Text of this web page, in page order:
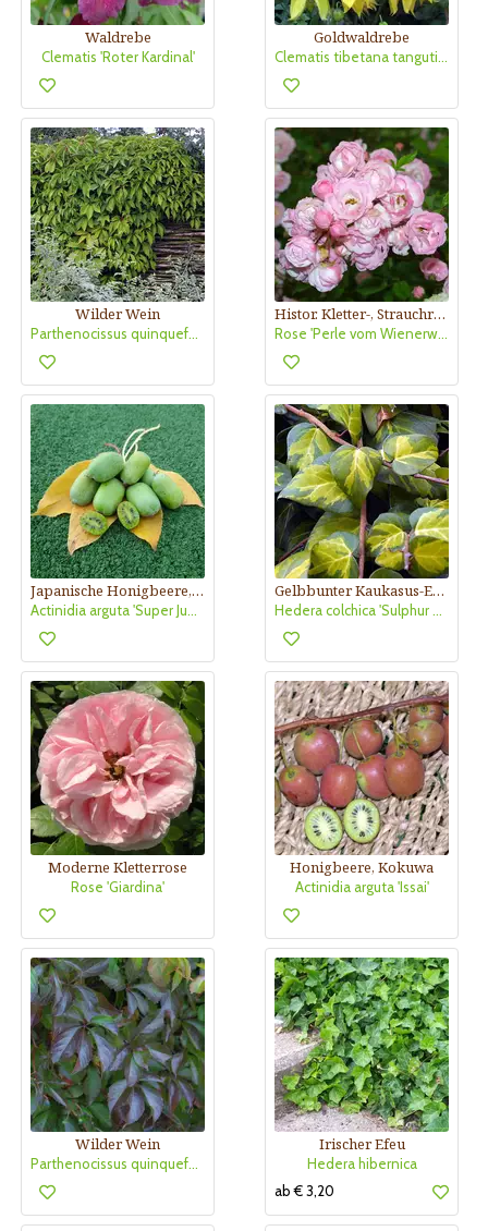
Waldrebe
Clematis 'Roter Kardinal'
Goldwaldrebe
Clematis tibetana tangutica
Wilder Wein
Parthenocissus quinquefolia
Histor. Kletter-, Strauchrose
Rose 'Perle vom Wienerwald'
Japanische Honigbeere, Kokuwa (weiblich)
Actinidia arguta 'Super Jumbo' (W)
Gelbbunter Kaukasus-Efeu
Hedera colchica 'Sulphur Heart'
Moderne Kletterrose
Rose 'Giardina'
Honigbeere, Kokuwa
Actinidia arguta 'Issai'
Wilder Wein
Parthenocissus quinquefolia engelmannii
Irischer Efeu
Hedera hibernica
ab € 3,20